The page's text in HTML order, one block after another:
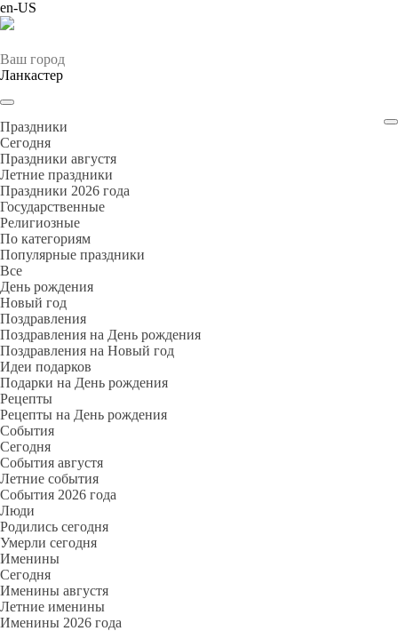
en-US
Ваш город
Ланкастер
Праздники
Cегодня
Праздники августя
Летние праздники
Праздники 2026 года
Государственные
Религиозные
По категориям
Популярные праздники
Все
День рождения
Новый год
Поздравления
Поздравления на День рождения
Поздравления на Новый год
Идеи подарков
Подарки на День рождения
Рецепты
Рецепты на День рождения
События
Cегодня
События августя
Летние события
События 2026 года
Люди
Родились сегодня
Умерли сегодня
Именины
Cегодня
Именины августя
Летние именины
Именины 2026 года